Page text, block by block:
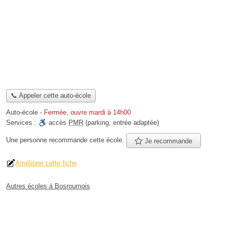
📞 Appeler cette auto-école
Auto-école - Fermée, ouvre mardi à 14h00
Services :
accès PMR (parking, entrée adaptée)
Une personne recommande cette école. Je recommande
Améliorer cette fiche
Autres écoles à Bosroumois